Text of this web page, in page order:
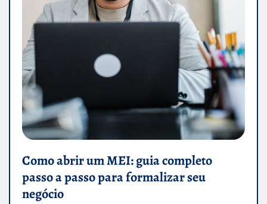
Como abrir um MEI: guia completo
passo a passo para formalizar seu
negócio